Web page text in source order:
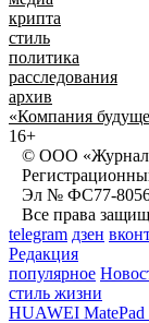
крипта
стиль
политика
расследования
архив
«Компания
16+
© ООО «Журнал
Эл № ФС77-
Все права
telegram дзен
Редакция
популярное
стиль жизни
HUAWEI MatePad